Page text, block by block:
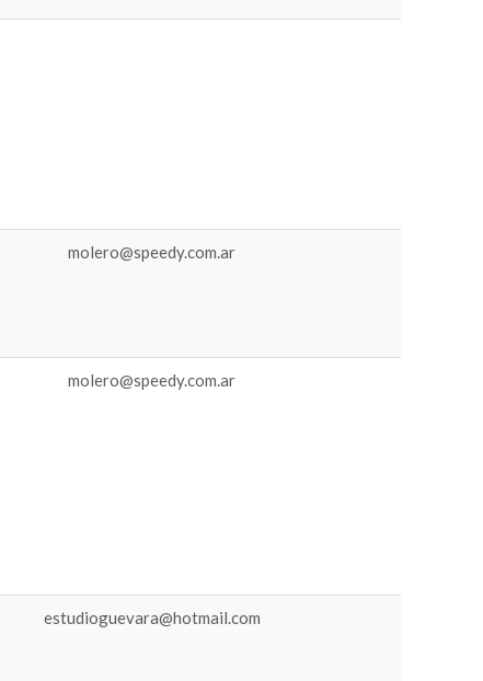
molero@speedy.com.ar
molero@speedy.com.ar
estudioguevara@hotmail.com